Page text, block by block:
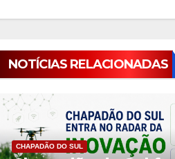
NOTÍCIAS RELACIONADAS
CHAPADÃO DO SUL